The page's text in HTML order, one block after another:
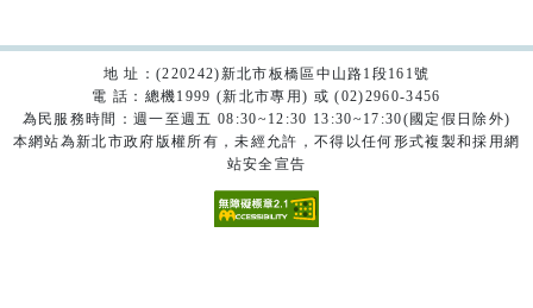
地 址：(220242)新北市板橋區中山路1段161號
電 話：總機1999 (新北市專用) 或 (02)2960-3456
為民服務時間：週一至週五 08:30~12:30 13:30~17:30(國定假日除外)
本網站為新北市政府版權所有，未經允許，不得以任何形式複製和採用網
站安全宣告